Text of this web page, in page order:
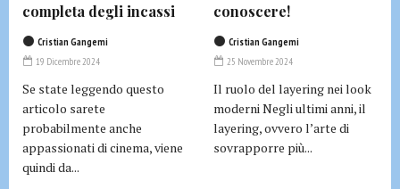
completa degli incassi
Cristian Gangemi
19 Dicembre 2024
Se state leggendo questo
articolo sarete
probabilmente anche
appassionati di cinema, viene
quindi da...
conoscere!
Cristian Gangemi
25 Novembre 2024
Il ruolo del layering nei look
moderni Negli ultimi anni, il
layering, ovvero l’arte di
sovrapporre più...